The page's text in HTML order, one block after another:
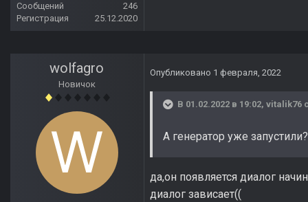
Сообщений
246
Регистрация
25.12.2020
wolfagro
Новичок
Опубликовано 1 февраля, 2022
В 01.02.2022 в 19:02, vitalik76
А генератор уже
да,он появляется диалог
диалог зависает((